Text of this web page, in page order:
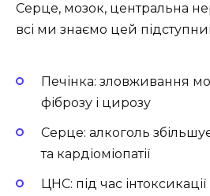
Серце, мозок, центральна
всі ми знаємо цей
Печінка: зловживання
фіброзу і цирозу
Серце: алкоголь
та кардіоміопатії
ЦНС: під час